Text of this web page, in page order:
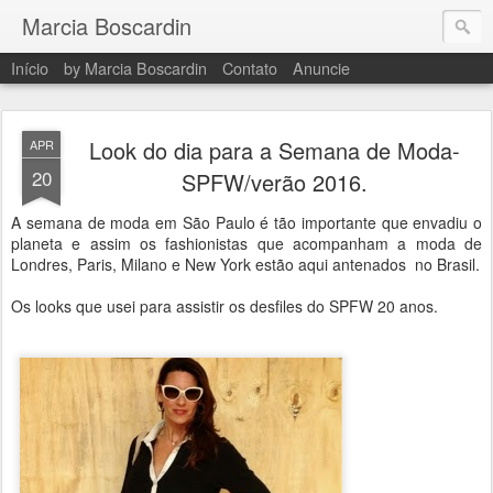
Marcia Boscardin
Início by Marcia Boscardin Contato Anuncie
APR
20
Look do dia para a Semana de Moda-
SPFW/verão 2016.
A semana de moda em São Paulo é tão importante que envadiu o
planeta e assim os fashionistas que acompanham a moda de
Londres, Paris, Milano e New York estão aqui antenados no Brasil.
Os looks que usei para assistir os desfiles do SPFW 20 anos.